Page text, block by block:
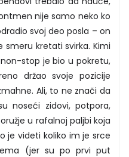
nije samo neko ko
svoj deo posla – on
smeru kretati svirka. Kimi
stop je bio u pokretu,
držao svoje pozicije
Ali, to ne znači da
noseći zidovi, potpora,
u rafalnoj paljbi koja
je videti koliko im je srce
(jer su po prvi put